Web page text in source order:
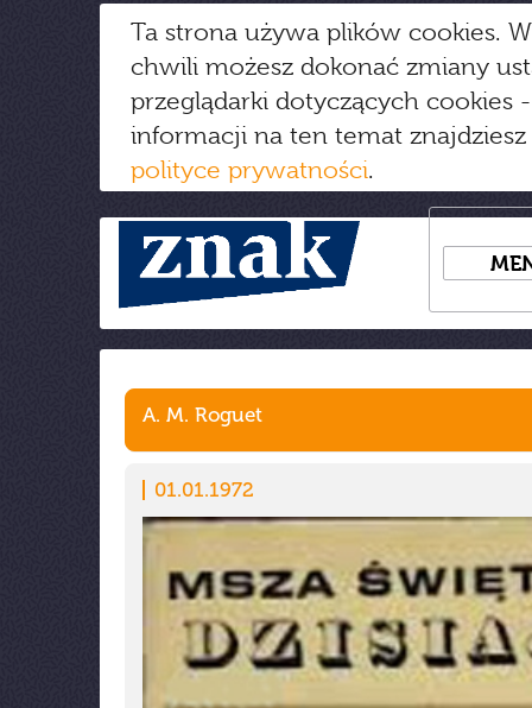
Ta strona używa plików cookies.
chwili możesz dokonać zmiany
przeglądarki dotyczących cookies
informacji na ten temat
polityce prywatności.
A. M. Roguet
01.01.1972